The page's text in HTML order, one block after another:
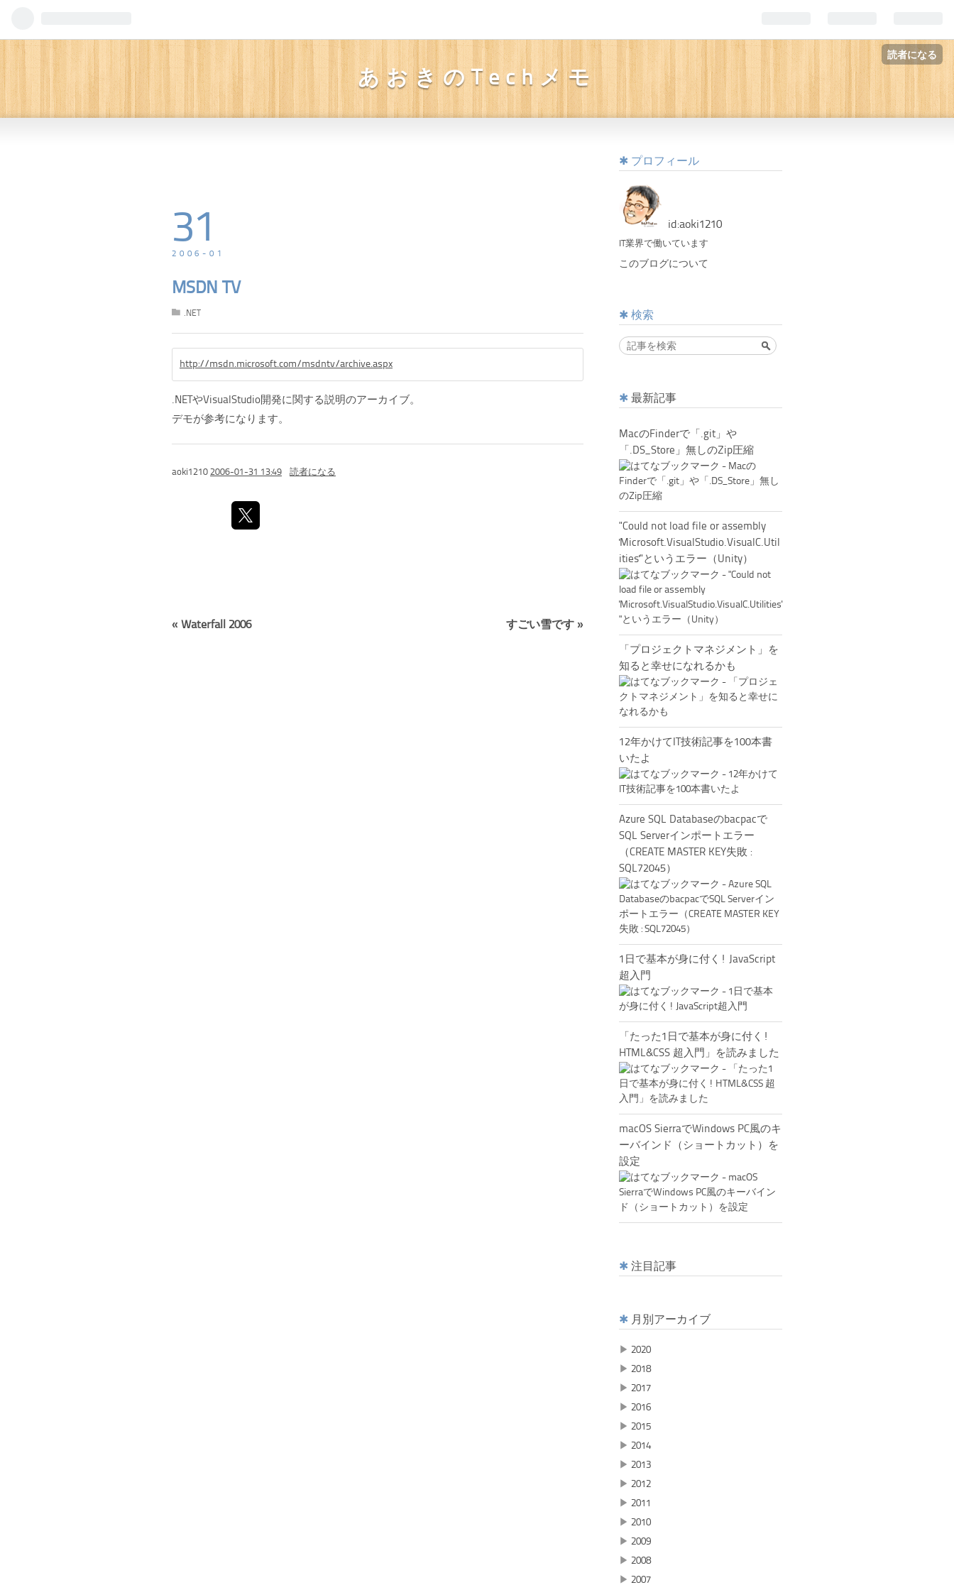
読者になる
あおきのTechメモ
2006-01
31
MSDN TV
.NET
http://msdn.microsoft.com/msdntv/archive.aspx
.NETやVisualStudio開発に関する説明のアーカイブ。
デモが参考になります。
aoki1210 2006-01-31 13:49 読者になる
« Waterfall 2006 すごい雪です »
プロフィール
id:aoki1210
IT業界で働いています
このブログについて
検索
最新記事
MacのFinderで「.git」や
「.DS_Store」無しのZip圧縮
"Could not load file or assembly
'Microsoft.VisualStudio.VisualC.Util
ities'"というエラー（Unity）
「プロジェクトマネジメント」を
知ると幸せになれるかも
12年かけてIT技術記事を100本書
いたよ
Azure SQL Databaseのbacpacで
SQL Serverインポートエラー
（CREATE MASTER KEY失敗 :
SQL72045）
1日で基本が身に付く! JavaScript
超入門
「たった1日で基本が身に付く!
HTML&CSS 超入門」を読みました
macOS SierraでWindows PC風のキ
ーバインド（ショートカット）を
設定
注目記事
月別アーカイブ
▶ 2020
▶ 2018
▶ 2017
▶ 2016
▶ 2015
▶ 2014
▶ 2013
▶ 2012
▶ 2011
▶ 2010
▶ 2009
▶ 2008
▶ 2007